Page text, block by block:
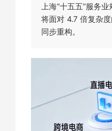
上海“十五五”服务
将面对 4.7 倍复杂
同步重构。